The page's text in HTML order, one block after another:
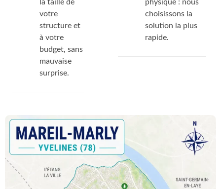
adaptées à
la taille de
votre
structure et
à votre
budget, sans
mauvaise
et intervention
physique : nous
choisissons la
solution la plus